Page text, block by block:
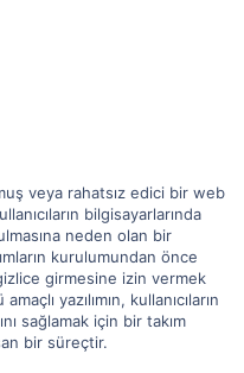
veya rahatsız edici bir web
bilgisayarlarında
neden olan bir
kurulumundan önce
girmesine izin vermek
yazılımın, kullanıcıların
sağlamak için bir takım
bir süreçtir.